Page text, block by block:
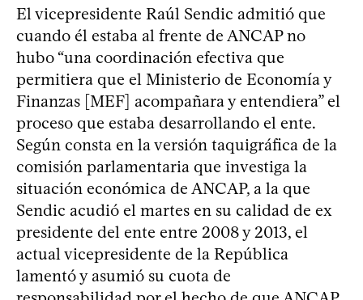
El vicepresidente Raúl Sendic admitió que
cuando él estaba al frente de ANCAP no
hubo “una coordinación efectiva que
permitiera que el Ministerio de Economía y
Finanzas [MEF] acompañara y entendiera” el
proceso que estaba desarrollando el ente.
Según consta en la versión taquigráfica de la
comisión parlamentaria que investiga la
situación económica de ANCAP, a la que
Sendic acudió el martes en su calidad de ex
presidente del ente entre 2008 y 2013, el
actual vicepresidente de la República
lamentó y asumió su cuota de